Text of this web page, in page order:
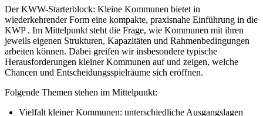
Der KWW-Starterblock: Kleine Kommunen bietet in
wiederkehrender Form eine kompakte, praxisnahe Einführung in die
KWP . Im Mittelpunkt steht die Frage, wie Kommunen mit ihren
jeweils eigenen Strukturen, Kapazitäten und Rahmenbedingungen
arbeiten können. Dabei greifen wir insbesondere typische
Herausforderungen kleiner Kommunen auf und zeigen, welche
Chancen und Entscheidungsspielräume sich eröffnen.
Folgende Themen stehen im Mittelpunkt:
Vielfalt kleiner Kommunen: unterschiedliche Ausgangslagen